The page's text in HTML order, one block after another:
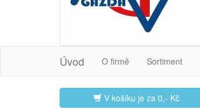
Úvod O firmě Sortiment
V košíku je za 0,- Kč